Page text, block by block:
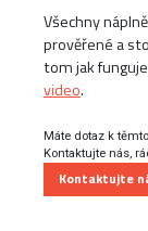
Všechny
prověřené a
tom jak
video.
Máte dotaz k
Kontaktujte nás,
Kontaktujte